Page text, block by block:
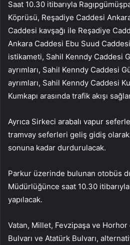
Saat 10.30 itibarıyla
Köprüsü, Reşadiye Caddesi
Caddesi kavşağı ile Reşadiye
Ankara Caddesi Ebu Suud
istikameti, Sahil Kenndy Caddesi
ayrımları, Sahil Kenndy Caddesi
ayrımları, Sahil Kenndy Caddesi
Kumkapı arasında trafik akışı
Ayrıca Sirkeci arabalı vapur
tramvay seferleri geliş gidiş olarak
sonuna kadar durdurulacak.
Parkur üzerinde bulunan otobüs
Müdürlüğünce saat 10.30
yapılacak.
Vatan, Millet, Fevzipaşa ve
Bulvarı ve Atatürk Bulvarı,